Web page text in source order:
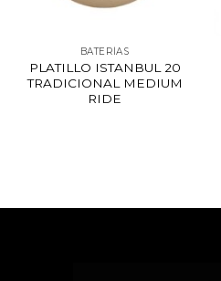
BATERÍAS
PLATILLO ISTANBUL 20
TRADICIONAL MEDIUM
RIDE